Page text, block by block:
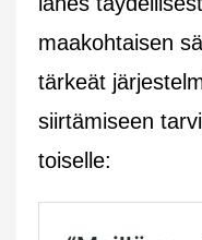
maakohtaisen
tärkeät
siirtämiseen
toiselle: